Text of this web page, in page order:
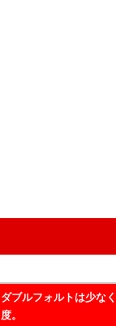
ダブルフォルトは少な
度。